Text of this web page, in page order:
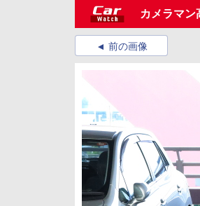
カメラマン
前の画像